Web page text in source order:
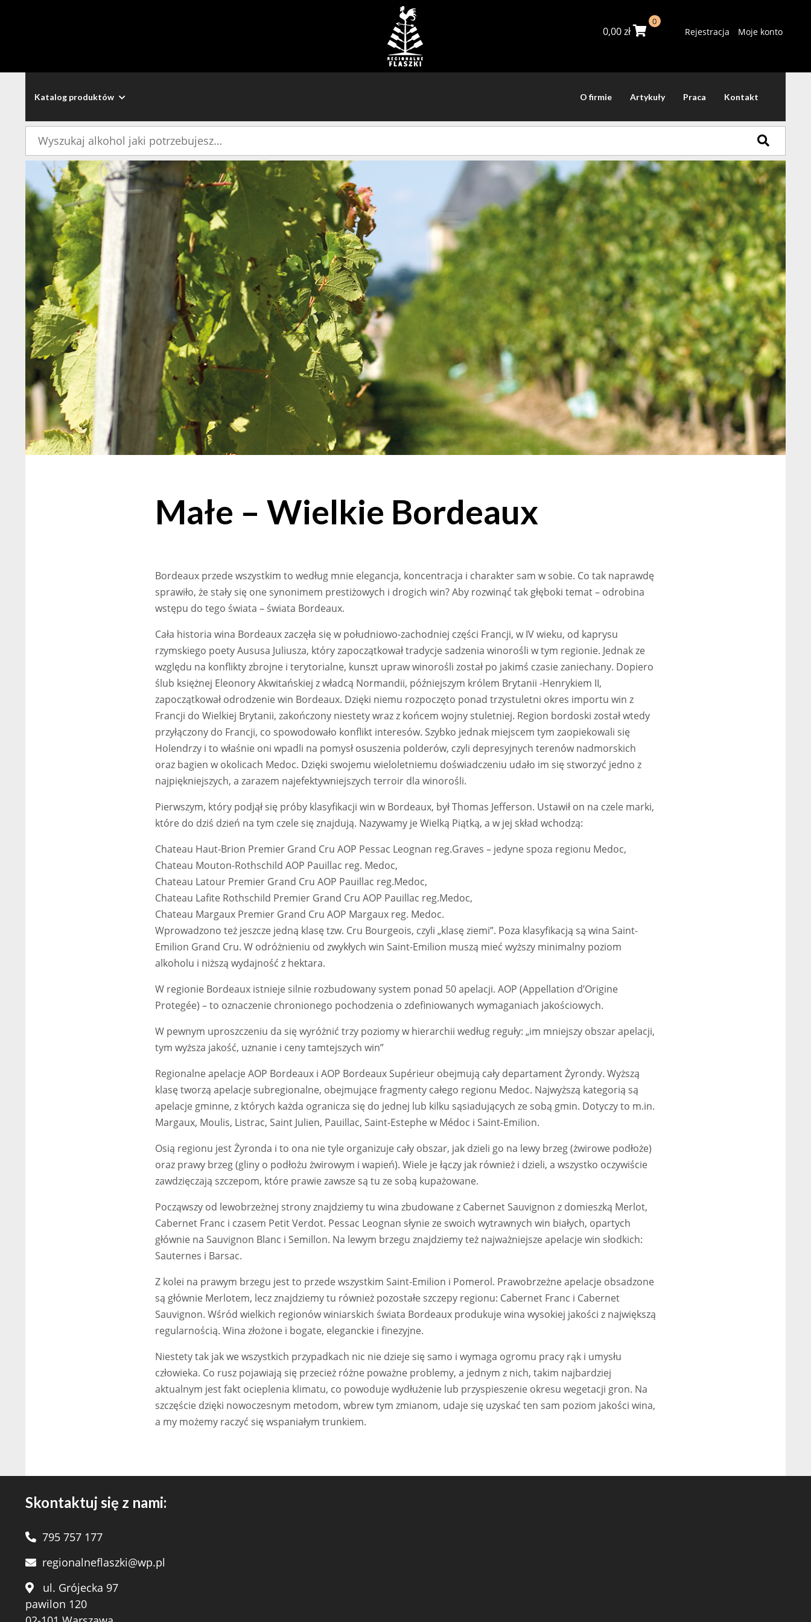
0,00zł
0
Rejestracja Moje konto
Katalog produktów O firmie Artykuły Praca Kontakt
Małe – Wielkie Bordeaux
Bordeaux przede wszystkim to według mnie elegancja, koncentracja i charakter sam w sobie. Co tak naprawdę
sprawiło, że stały się one synonimem prestiżowych i drogich win? Aby rozwinąć tak głęboki temat – odrobina
wstępu do tego świata – świata Bordeaux.
Cała historia wina Bordeaux zaczęła się w południowo-zachodniej części Francji, w IV wieku, od kaprysu
rzymskiego poety Aususa Juliusza, który zapoczątkował tradycje sadzenia winorośli w tym regionie. Jednak ze
względu na konflikty zbrojne i terytorialne, kunszt upraw winorośli został po jakimś czasie zaniechany. Dopiero
ślub księżnej Eleonory Akwitańskiej z władcą Normandii, późniejszym królem Brytanii -Henrykiem II,
zapoczątkował odrodzenie win Bordeaux. Dzięki niemu rozpoczęto ponad trzystuletni okres importu win z
Francji do Wielkiej Brytanii, zakończony niestety wraz z końcem wojny stuletniej. Region bordoski został wtedy
przyłączony do Francji, co spowodowało konflikt interesów. Szybko jednak miejscem tym zaopiekowali się
Holendrzy i to właśnie oni wpadli na pomysł osuszenia polderów, czyli depresyjnych terenów nadmorskich
oraz bagien w okolicach Medoc. Dzięki swojemu wieloletniemu doświadczeniu udało im się stworzyć jedno z
najpiękniejszych, a zarazem najefektywniejszych terroir dla winorośli.
Pierwszym, który podjął się próby klasyfikacji win w Bordeaux, był Thomas Jefferson. Ustawił on na czele marki,
które do dziś dzień na tym czele się znajdują. Nazywamy je Wielką Piątką, a w jej skład wchodzą:
Chateau Haut-Brion Premier Grand Cru AOP Pessac Leognan reg.Graves – jedyne spoza regionu Medoc,
Chateau Mouton-Rothschild AOP Pauillac reg. Medoc,
Chateau Latour Premier Grand Cru AOP Pauillac reg.Medoc,
Chateau Lafite Rothschild Premier Grand Cru AOP Pauillac reg.Medoc,
Chateau Margaux Premier Grand Cru AOP Margaux reg. Medoc.
Wprowadzono też jeszcze jedną klasę tzw. Cru Bourgeois, czyli „klasę ziemi”. Poza klasyfikacją są wina Saint-
Emilion Grand Cru. W odróżnieniu od zwykłych win Saint-Emilion muszą mieć wyższy minimalny poziom
alkoholu i niższą wydajność z hektara.
W regionie Bordeaux istnieje silnie rozbudowany system ponad 50 apelacji. AOP (Appellation d’Origine
Protegée) – to oznaczenie chronionego pochodzenia o zdefiniowanych wymaganiach jakościowych.
W pewnym uproszczeniu da się wyróżnić trzy poziomy w hierarchii według reguły: „im mniejszy obszar apelacji,
tym wyższa jakość, uznanie i ceny tamtejszych win”
Regionalne apelacje AOP Bordeaux i AOP Bordeaux Supérieur obejmują cały departament Żyrondy. Wyższą
klasę tworzą apelacje subregionalne, obejmujące fragmenty całego regionu Medoc. Najwyższą kategorią są
apelacje gminne, z których każda ogranicza się do jednej lub kilku sąsiadujących ze sobą gmin. Dotyczy to m.in.
Margaux, Moulis, Listrac, Saint Julien, Pauillac, Saint-Estephe w Médoc i Saint-Emilion.
Osią regionu jest Żyronda i to ona nie tyle organizuje cały obszar, jak dzieli go na lewy brzeg (żwirowe podłoże)
oraz prawy brzeg (gliny o podłożu żwirowym i wapień). Wiele je łączy jak również i dzieli, a wszystko oczywiście
zawdzięczają szczepom, które prawie zawsze są tu ze sobą kupażowane.
Począwszy od lewobrzeżnej strony znajdziemy tu wina zbudowane z Cabernet Sauvignon z domieszką Merlot,
Cabernet Franc i czasem Petit Verdot. Pessac Leognan słynie ze swoich wytrawnych win białych, opartych
głównie na Sauvignon Blanc i Semillon. Na lewym brzegu znajdziemy też najważniejsze apelacje win słodkich:
Sauternes i Barsac.
Z kolei na prawym brzegu jest to przede wszystkim Saint-Emilion i Pomerol. Prawobrzeżne apelacje obsadzone
są głównie Merlotem, lecz znajdziemy tu również pozostałe szczepy regionu: Cabernet Franc i Cabernet
Sauvignon. Wśród wielkich regionów winiarskich świata Bordeaux produkuje wina wysokiej jakości z największą
regularnością. Wina złożone i bogate, eleganckie i finezyjne.
Niestety tak jak we wszystkich przypadkach nic nie dzieje się samo i wymaga ogromu pracy rąk i umysłu
człowieka. Co rusz pojawiają się przecież różne poważne problemy, a jednym z nich, takim najbardziej
aktualnym jest fakt ocieplenia klimatu, co powoduje wydłużenie lub przyspieszenie okresu wegetacji gron. Na
szczęście dzięki nowoczesnym metodom, wbrew tym zmianom, udaje się uzyskać ten sam poziom jakości wina,
a my możemy raczyć się wspaniałym trunkiem.
Skontaktuj się z nami:
795 757 177
regionalneflaszki@wp.pl
ul. Grójecka 97
pawilon 120